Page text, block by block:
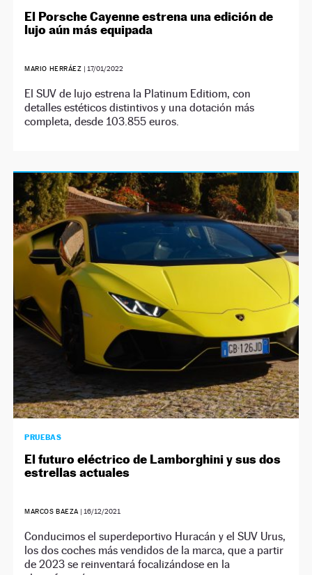
El Porsche Cayenne estrena una edición de
lujo aún más equipada
MARIO HERRÁEZ | 17/01/2022
El SUV de lujo estrena la Platinum Editiom, con
detalles estéticos distintivos y una dotación más
completa, desde 103.855 euros.
PRUEBAS
El futuro eléctrico de Lamborghini y sus dos
estrellas actuales
MARCOS BAEZA |16/12/2021
Conducimos el superdeportivo Huracán y el SUV Urus,
los dos coches más vendidos de la marca, que a partir
de 2023 se reinventará focalizándose en la